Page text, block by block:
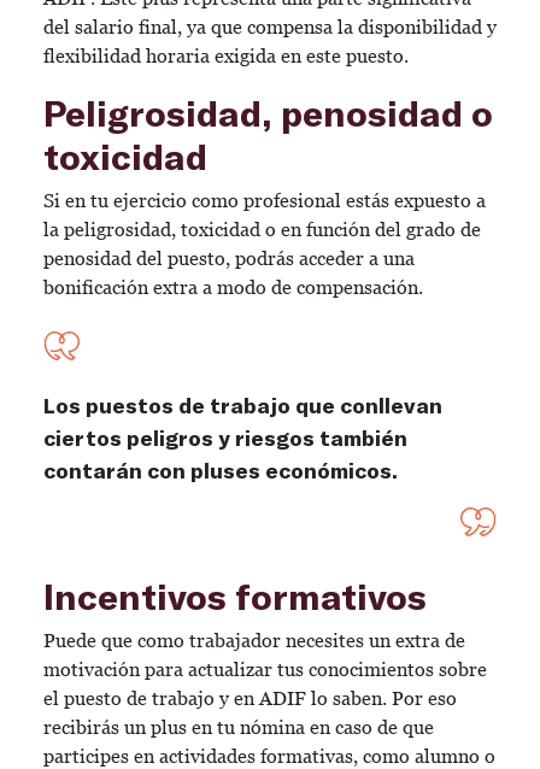
del salario final, ya que compensa la disponibilidad y
flexibilidad horaria exigida en este puesto.
Peligrosidad, penosidad o
toxicidad
Si en tu ejercicio como profesional estás expuesto a
la peligrosidad, toxicidad o en función del grado de
penosidad del puesto, podrás acceder a una
bonificación extra a modo de compensación.
Los puestos de trabajo que conllevan
ciertos peligros y riesgos también
contarán con pluses económicos.
Incentivos formativos
Puede que como trabajador necesites un extra de
motivación para actualizar tus conocimientos sobre
el puesto de trabajo y en ADIF lo saben. Por eso
recibirás un plus en tu nómina en caso de que
participes en actividades formativas, como alumno o